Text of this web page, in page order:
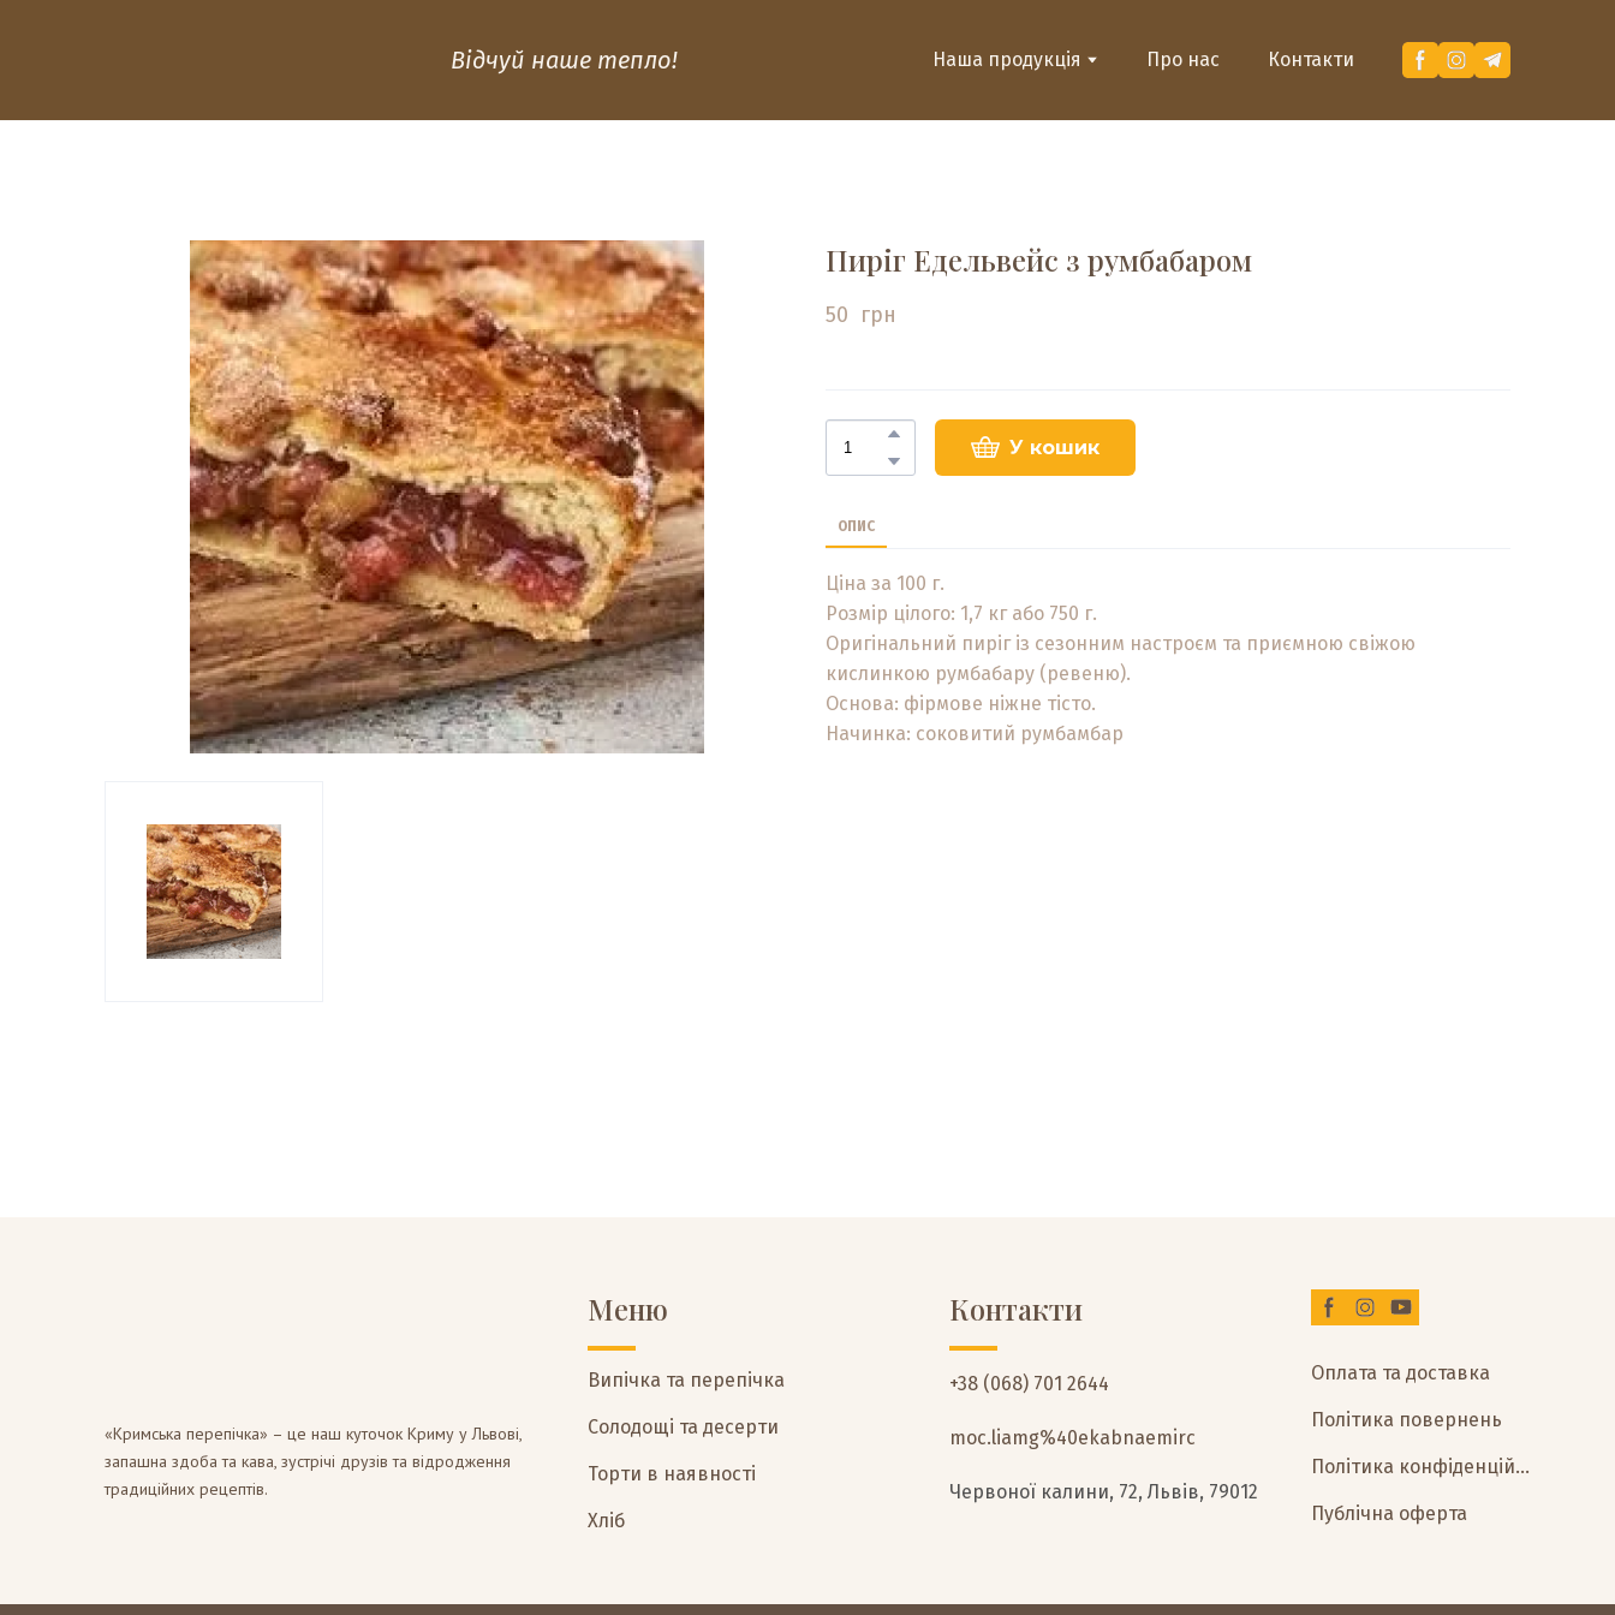
Відчуй наше тепло! Наша продукція Про нас Контакти
Пиріг Едельвейс з румбабаром
50  грн
У кошик
ОПИС
Ціна за 100 г.
Розмір цілого: 1,7 кг або 750 г.
Оригінальний пиріг із сезонним настроєм та приємною свіжою
кислинкою румбабару (ревеню).
Основа: фірмове ніжне тісто.
Начинка: соковитий румбамбар
«Кримська перепічка» – це наш куточок Криму у Львові,
запашна здоба та кава, зустрічі друзів та відродження
традиційних рецептів.
Меню
Випічка та перепічка
Солодощі та десерти
Торти в наявності
Хліб
Контакти
+38 (068) 701 2644
moc.liamg%40ekabnaemirc
Червоної калини, 72, Львів, 79012
Оплата та доставка
Політика повернень
Політика конфіденційності
Публічна оферта